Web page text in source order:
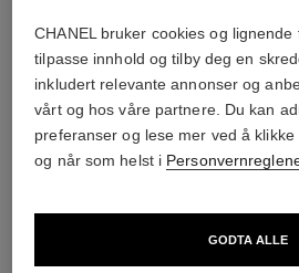
diamanter
5 briljantslipte diamanter på totalt
Kjennetegnene på hvert stykke
CHANEL bruker cookies og lignende
tilpasse innhold og tilby deg en
inkludert relevante annonser og
vårt og hos våre partnere. Du kan
preferanser og lese mer ved å
og når som helst i
GODTA ALLE